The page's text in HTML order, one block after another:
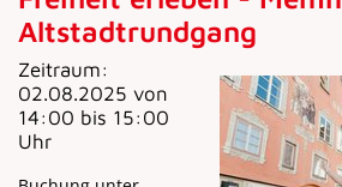
Altstadtrundgang
Zeitraum:
02.08.2025 von
14:00 bis 15:00
Uhr